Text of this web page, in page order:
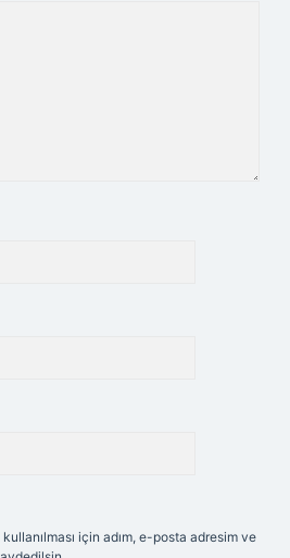
için adım, e-posta adresim ve